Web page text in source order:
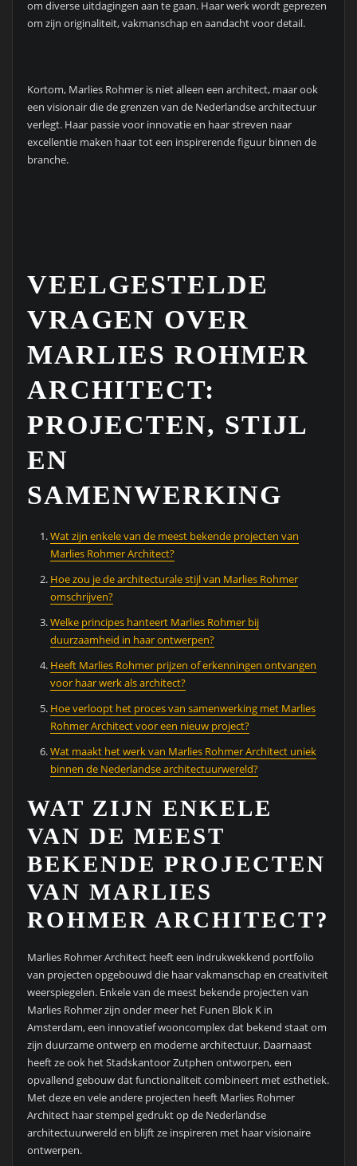
om diverse uitdagingen aan te gaan. Haar werk wordt geprezen
om zijn originaliteit, vakmanschap en aandacht voor detail.
Kortom, Marlies Rohmer is niet alleen een architect, maar ook
een visionair die de grenzen van de Nederlandse architectuur
verlegt. Haar passie voor innovatie en haar streven naar
excellentie maken haar tot een inspirerende figuur binnen de
branche.
VEELGESTELDE
VRAGEN OVER
MARLIES ROHMER
ARCHITECT:
PROJECTEN, STIJL
EN
SAMENWERKING
Wat zijn enkele van de meest bekende projecten van
Marlies Rohmer Architect?
Hoe zou je de architecturale stijl van Marlies Rohmer
omschrijven?
Welke principes hanteert Marlies Rohmer bij
duurzaamheid in haar ontwerpen?
Heeft Marlies Rohmer prijzen of erkenningen ontvangen
voor haar werk als architect?
Hoe verloopt het proces van samenwerking met Marlies
Rohmer Architect voor een nieuw project?
Wat maakt het werk van Marlies Rohmer Architect uniek
binnen de Nederlandse architectuurwereld?
WAT ZIJN ENKELE
VAN DE MEEST
BEKENDE PROJECTEN
VAN MARLIES
ROHMER ARCHITECT?
Marlies Rohmer Architect heeft een indrukwekkend portfolio
van projecten opgebouwd die haar vakmanschap en creativiteit
weerspiegelen. Enkele van de meest bekende projecten van
Marlies Rohmer zijn onder meer het Funen Blok K in
Amsterdam, een innovatief wooncomplex dat bekend staat om
zijn duurzame ontwerp en moderne architectuur. Daarnaast
heeft ze ook het Stadskantoor Zutphen ontworpen, een
opvallend gebouw dat functionaliteit combineert met esthetiek.
Met deze en vele andere projecten heeft Marlies Rohmer
Architect haar stempel gedrukt op de Nederlandse
architectuurwereld en blijft ze inspireren met haar visionaire
ontwerpen.